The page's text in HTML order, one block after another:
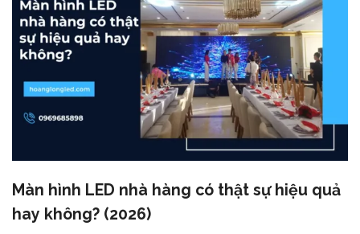
Màn hình LED nhà hàng có thật sự hiệu quả
hay không? (2026)